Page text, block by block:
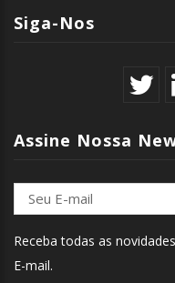
Siga-Nos
Assine Nossa
Receba todas as
E-mail.